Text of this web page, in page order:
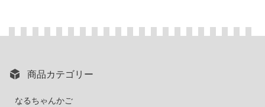
商品カテゴリー
なるちゃんかご